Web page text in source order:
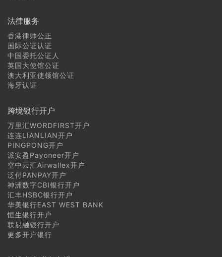
法律服务
香港律师公正
国际公证认证
中国委托公证人
英国大使馆公证
澳大利亚使领馆公证
海牙认证
跨境银行开户
万里汇WORDFIRST开户
连连LIANLIAN开户
PINGPONG开户
派安盈Payoneer开户
空中云汇Airwallex开户
泛付PANPAY开户
神洲数字CBI银行开户
汇丰HSBC银行开户
华美银行EAST WEST BANK
恒生银行开户
联易融银行开户
更多开户银行